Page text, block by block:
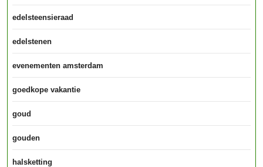
edelsteensieraad
edelstenen
evenementen amsterdam
goedkope vakantie
goud
gouden
halsketting